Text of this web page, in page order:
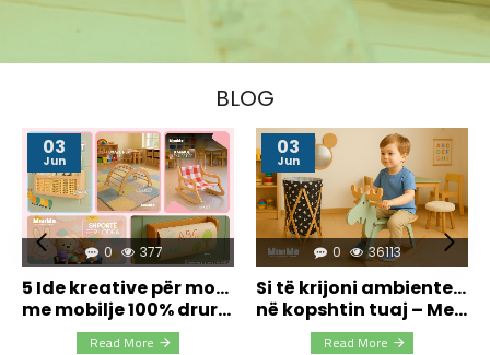
BLOG
03
Jun
0 377
5 Ide kreative për mobilimin e dhomës së fëmijëve
me mobilje 100% druri nga MiniMe
Read More
03
Jun
0 36113
Si të krijoni ambiente edukative dhe të sigurta
në kopshtin tuaj – Me ndihmën e mobiljeve 100% druri natyral
Read More